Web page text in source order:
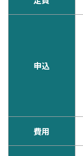
申込
費用